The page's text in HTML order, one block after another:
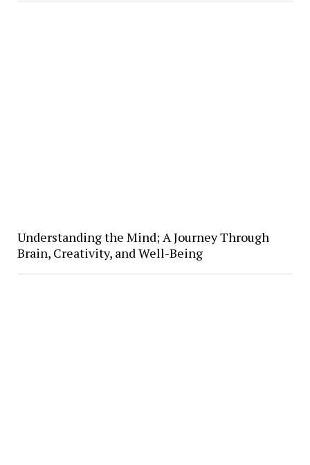
Understanding the Mind; A Journey Through
Brain, Creativity, and Well-Being